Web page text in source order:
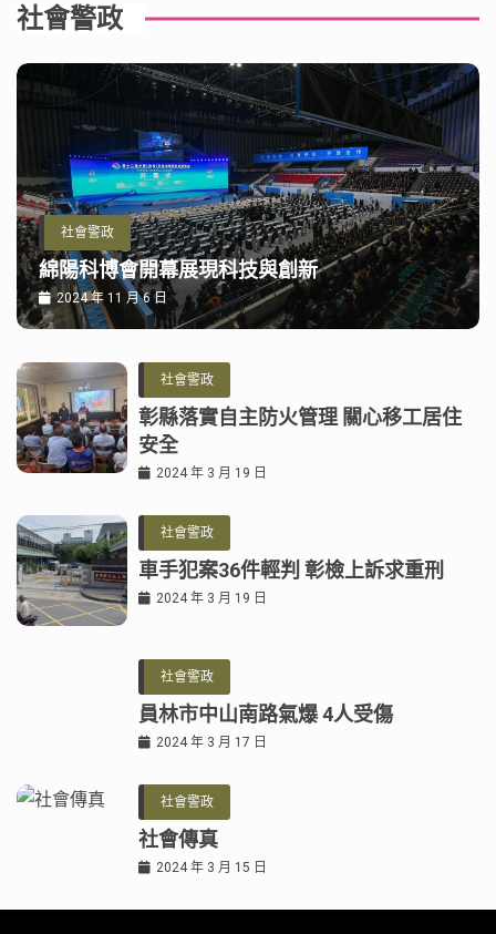
社會警政
社會警政
綿陽科博會開幕展現科技與創新
2024 年 11 月 6 日
社會警政
彰縣落實自主防火管理 關心移工居住
安全
2024 年 3 月 19 日
社會警政
車手犯案36件輕判 彰檢上訴求重刑
2024 年 3 月 19 日
社會警政
員林市中山南路氣爆 4人受傷
2024 年 3 月 17 日
社會警政
社會傳真
2024 年 3 月 15 日